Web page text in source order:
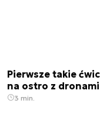
Pierwsze takie
na ostro z dronami
3 min.